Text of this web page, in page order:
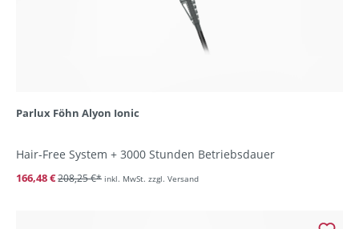
Parlux Föhn Alyon Ionic
Hair-Free System + 3000 Stunden Betriebsdauer
166,48 €208,25 €* inkl. MwSt. zzgl. Versand